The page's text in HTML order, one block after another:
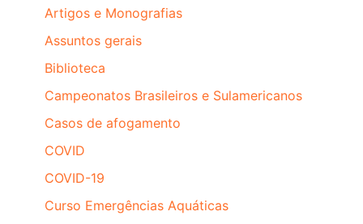
Artigos e Monografias
Assuntos gerais
Biblioteca
Campeonatos Brasileiros e Sulamericanos
Casos de afogamento
COVID
COVID-19
Curso Emergências Aquáticas